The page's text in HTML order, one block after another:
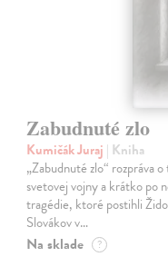
Zabudnuté zlo
Kumičák Juraj | Kniha
„Zabudnuté zlo“ rozpráva
svetovej vojny a krátko po
tragédie, ktoré postihli
Slovákov v…
Na sklade ?